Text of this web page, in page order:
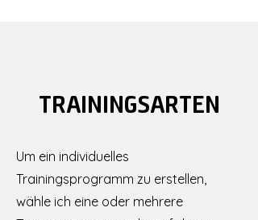
TRAININGSARTEN
Um ein individuelles
Trainingsprogramm zu erstellen,
wähle ich eine oder mehrere